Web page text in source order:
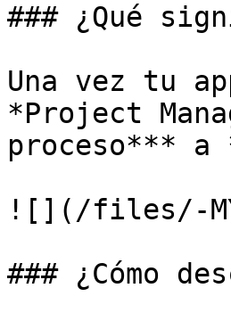
### ¿Qué
Una vez tu
*Project
proceso***
![](/files/-
### ¿Cómo